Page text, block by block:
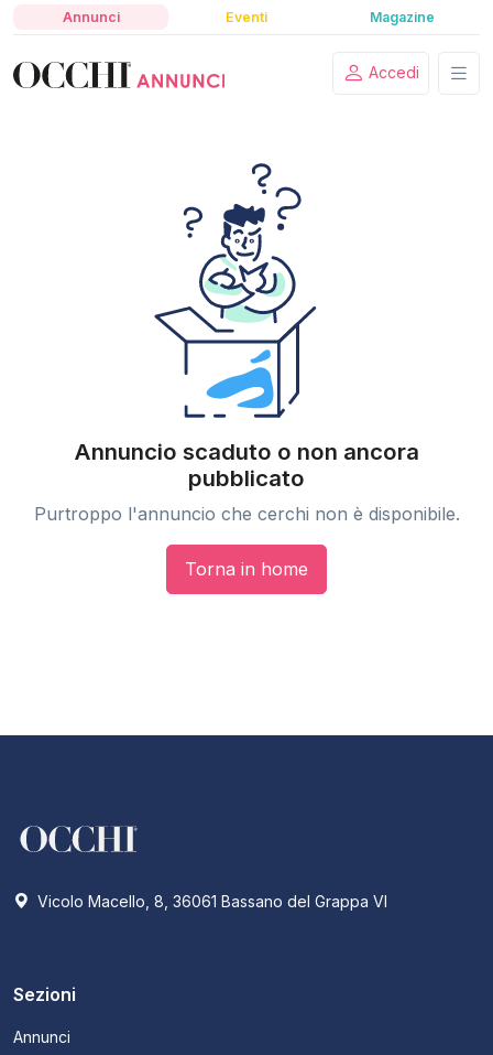
Annunci Eventi Magazine
Accedi
Annuncio scaduto o non ancora
pubblicato
Purtroppo l'annuncio che cerchi non è disponibile.
Torna in home
Vicolo Macello, 8, 36061 Bassano del Grappa VI
Sezioni
Annunci